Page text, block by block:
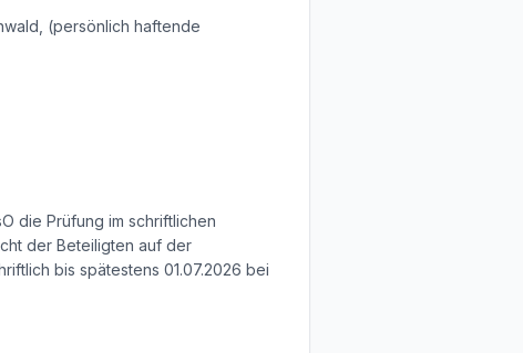
(persönlich haftende
die Prüfung im schriftlichen
der Beteiligten auf der
bis spätestens 01.07.2026 bei